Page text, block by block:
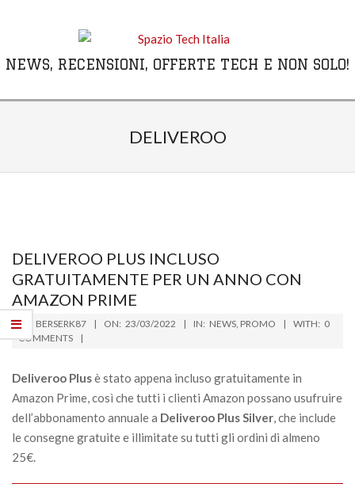
NEWS, RECENSIONI, OFFERTE TECH E NON SOLO!
DELIVEROO
DELIVEROO PLUS INCLUSO
GRATUITAMENTE PER UN ANNO CON
AMAZON PRIME
2022-
03-
BY: BERSERK87 ON: 23/03/2022 IN: NEWS PROMO WITH: 0
COMMENTS
Deliveroo Plusè stato appena incluso gratuitamente in
Amazon Prime, così che tutti i clienti Amazon possano usufruire
dell’abbonamento annuale a Deliveroo Plus Silver, che include
le consegne gratuite e illimitate su tutti gli ordini di almeno
25€.